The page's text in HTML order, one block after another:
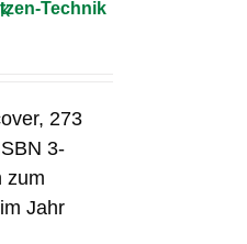
Technik
273
3-
zum
Jahr